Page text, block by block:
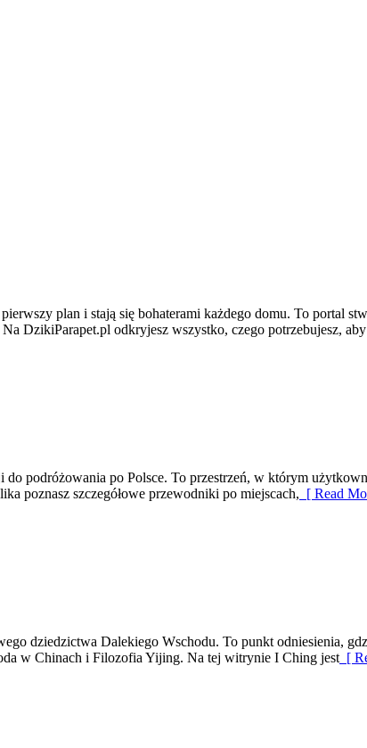
plan i stają się bohaterami każdego domu. To portal
DzikiParapet.pl odkryjesz wszystko, czego potrzebujesz,
podróżowania po Polsce. To przestrzeń, w którym
poznasz szczegółowe przewodniki po miejscach, [ Read
dziedzictwa Dalekiego Wschodu. To punkt odniesienia,
w Chinach i Filozofia Yijing. Na tej witrynie I Ching jest [